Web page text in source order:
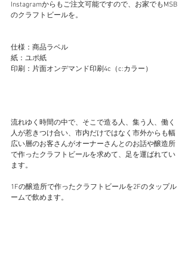
Instagramからもご注文可能ですので、お家でもMSB
のクラフトビールを。
仕様：商品ラベル
紙：ユポ紙
印刷：片面オンデマンド印刷4c（c:カラー）
流れゆく時間の中で、そこで造る人、集う人、働く
人が惹きつけ合い、市内だけではなく市外からも幅
広い層のお客さんがオーナーさんとのお話や醸造所
で作ったクラフトビールを求めて、足を運ばれてい
ます。
1Fの醸造所で作ったクラフトビールを2Fのタップル
ームで飲めます。